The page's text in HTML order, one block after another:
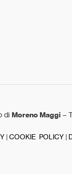
di Moreno Maggi –
COOKIE POLICY